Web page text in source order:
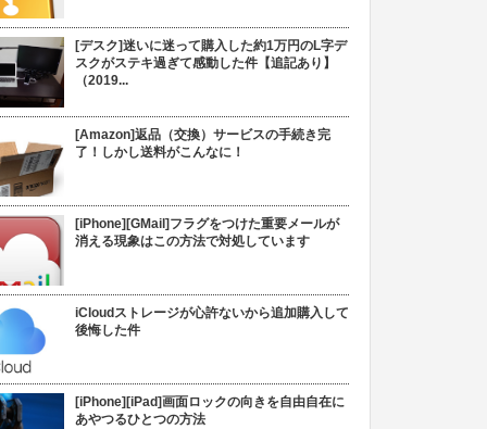
[デスク]迷いに迷って購入した約1万円のL字デ
スクがステキ過ぎて感動した件【追記あり】
（2019...
[Amazon]返品（交換）サービスの手続き完
了！しかし送料がこんなに！
[iPhone][GMail]フラグをつけた重要メールが
消える現象はこの方法で対処しています
iCloudストレージが心許ないから追加購入して
後悔した件
[iPhone][iPad]画面ロックの向きを自由自在に
あやつるひとつの方法